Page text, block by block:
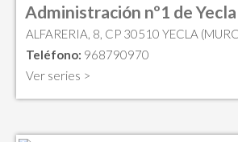
Administración nº1 de Yecla
ALFARERIA, 8, CP 30510 YECLA
Teléfono: 968790970
Ver series >